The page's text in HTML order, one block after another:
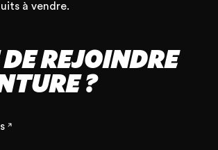
à vendre.
REJOINDRE
?